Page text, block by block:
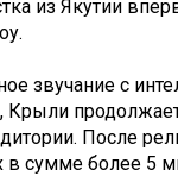
из Якутии
звучание с
Крыли
После
в сумме более 5